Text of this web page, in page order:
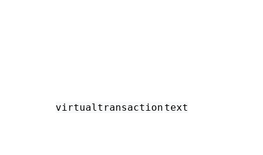
virtualtransaction text